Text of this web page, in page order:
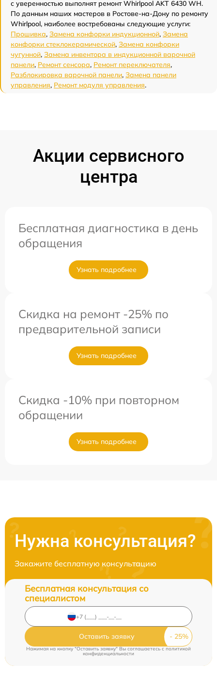
с уверенностью выполнят ремонт Whirlpool AKT 6430 WH.
По данным наших мастеров в Ростове-на-Дону по ремонту
Whirlpool, наиболее востребованы следующие услуги:
Прошивка, Замена конфорки индукционной, Замена
конфорки стеклокерамической, Замена конфорки
чугунной, Замена инвентора в индукционной варочной
панели, Ремонт сенсора, Ремонт переключателя,
Разблокировка варочной панели, Замена панели
управления, Ремонт модуля управления.
Акции сервисного
центра
Бесплатная диагностика в день
обращения
Узнать подробнее
Скидка на ремонт -25% по
предварительной записи
Узнать подробнее
Скидка -10% при повторном
обращении
Узнать подробнее
Нужна консультация?
Закажите бесплатную консультацию
Бесплатная консультация со
специалистом
Оставить заявку
Нажимая на кнопку "Оставить заявку" Вы соглашаетесь c политикой
конфиденциальности